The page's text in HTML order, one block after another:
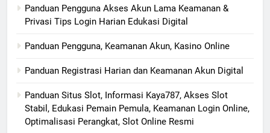
Panduan Pengguna Akses Akun Lama Keamanan &
Privasi Tips Login Harian Edukasi Digital
Panduan Pengguna, Keamanan Akun, Kasino Online
Panduan Registrasi Harian dan Keamanan Akun Digital
Panduan Situs Slot, Informasi Kaya787, Akses Slot
Stabil, Edukasi Pemain Pemula, Keamanan Login Online,
Optimalisasi Perangkat, Slot Online Resmi